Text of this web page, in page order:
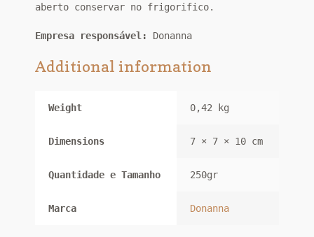
aberto conservar no frigorifico.
Empresa responsável: Donanna
Additional information
Weight 0,42 kg
Dimensions 7 × 7 × 10 cm
Quantidade e Tamanho 250gr
Marca Donanna